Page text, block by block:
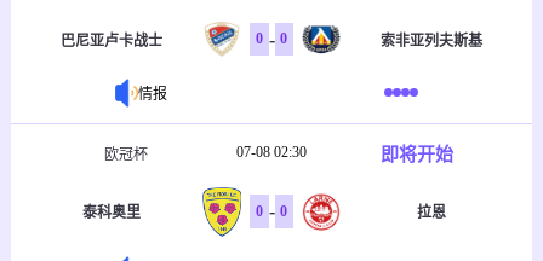
巴尼亚卢卡战士 0 - 0 索非亚列夫斯基
情报
欧冠杯 07-08 02:30 即将开始
泰科奥里 0 - 0 拉恩